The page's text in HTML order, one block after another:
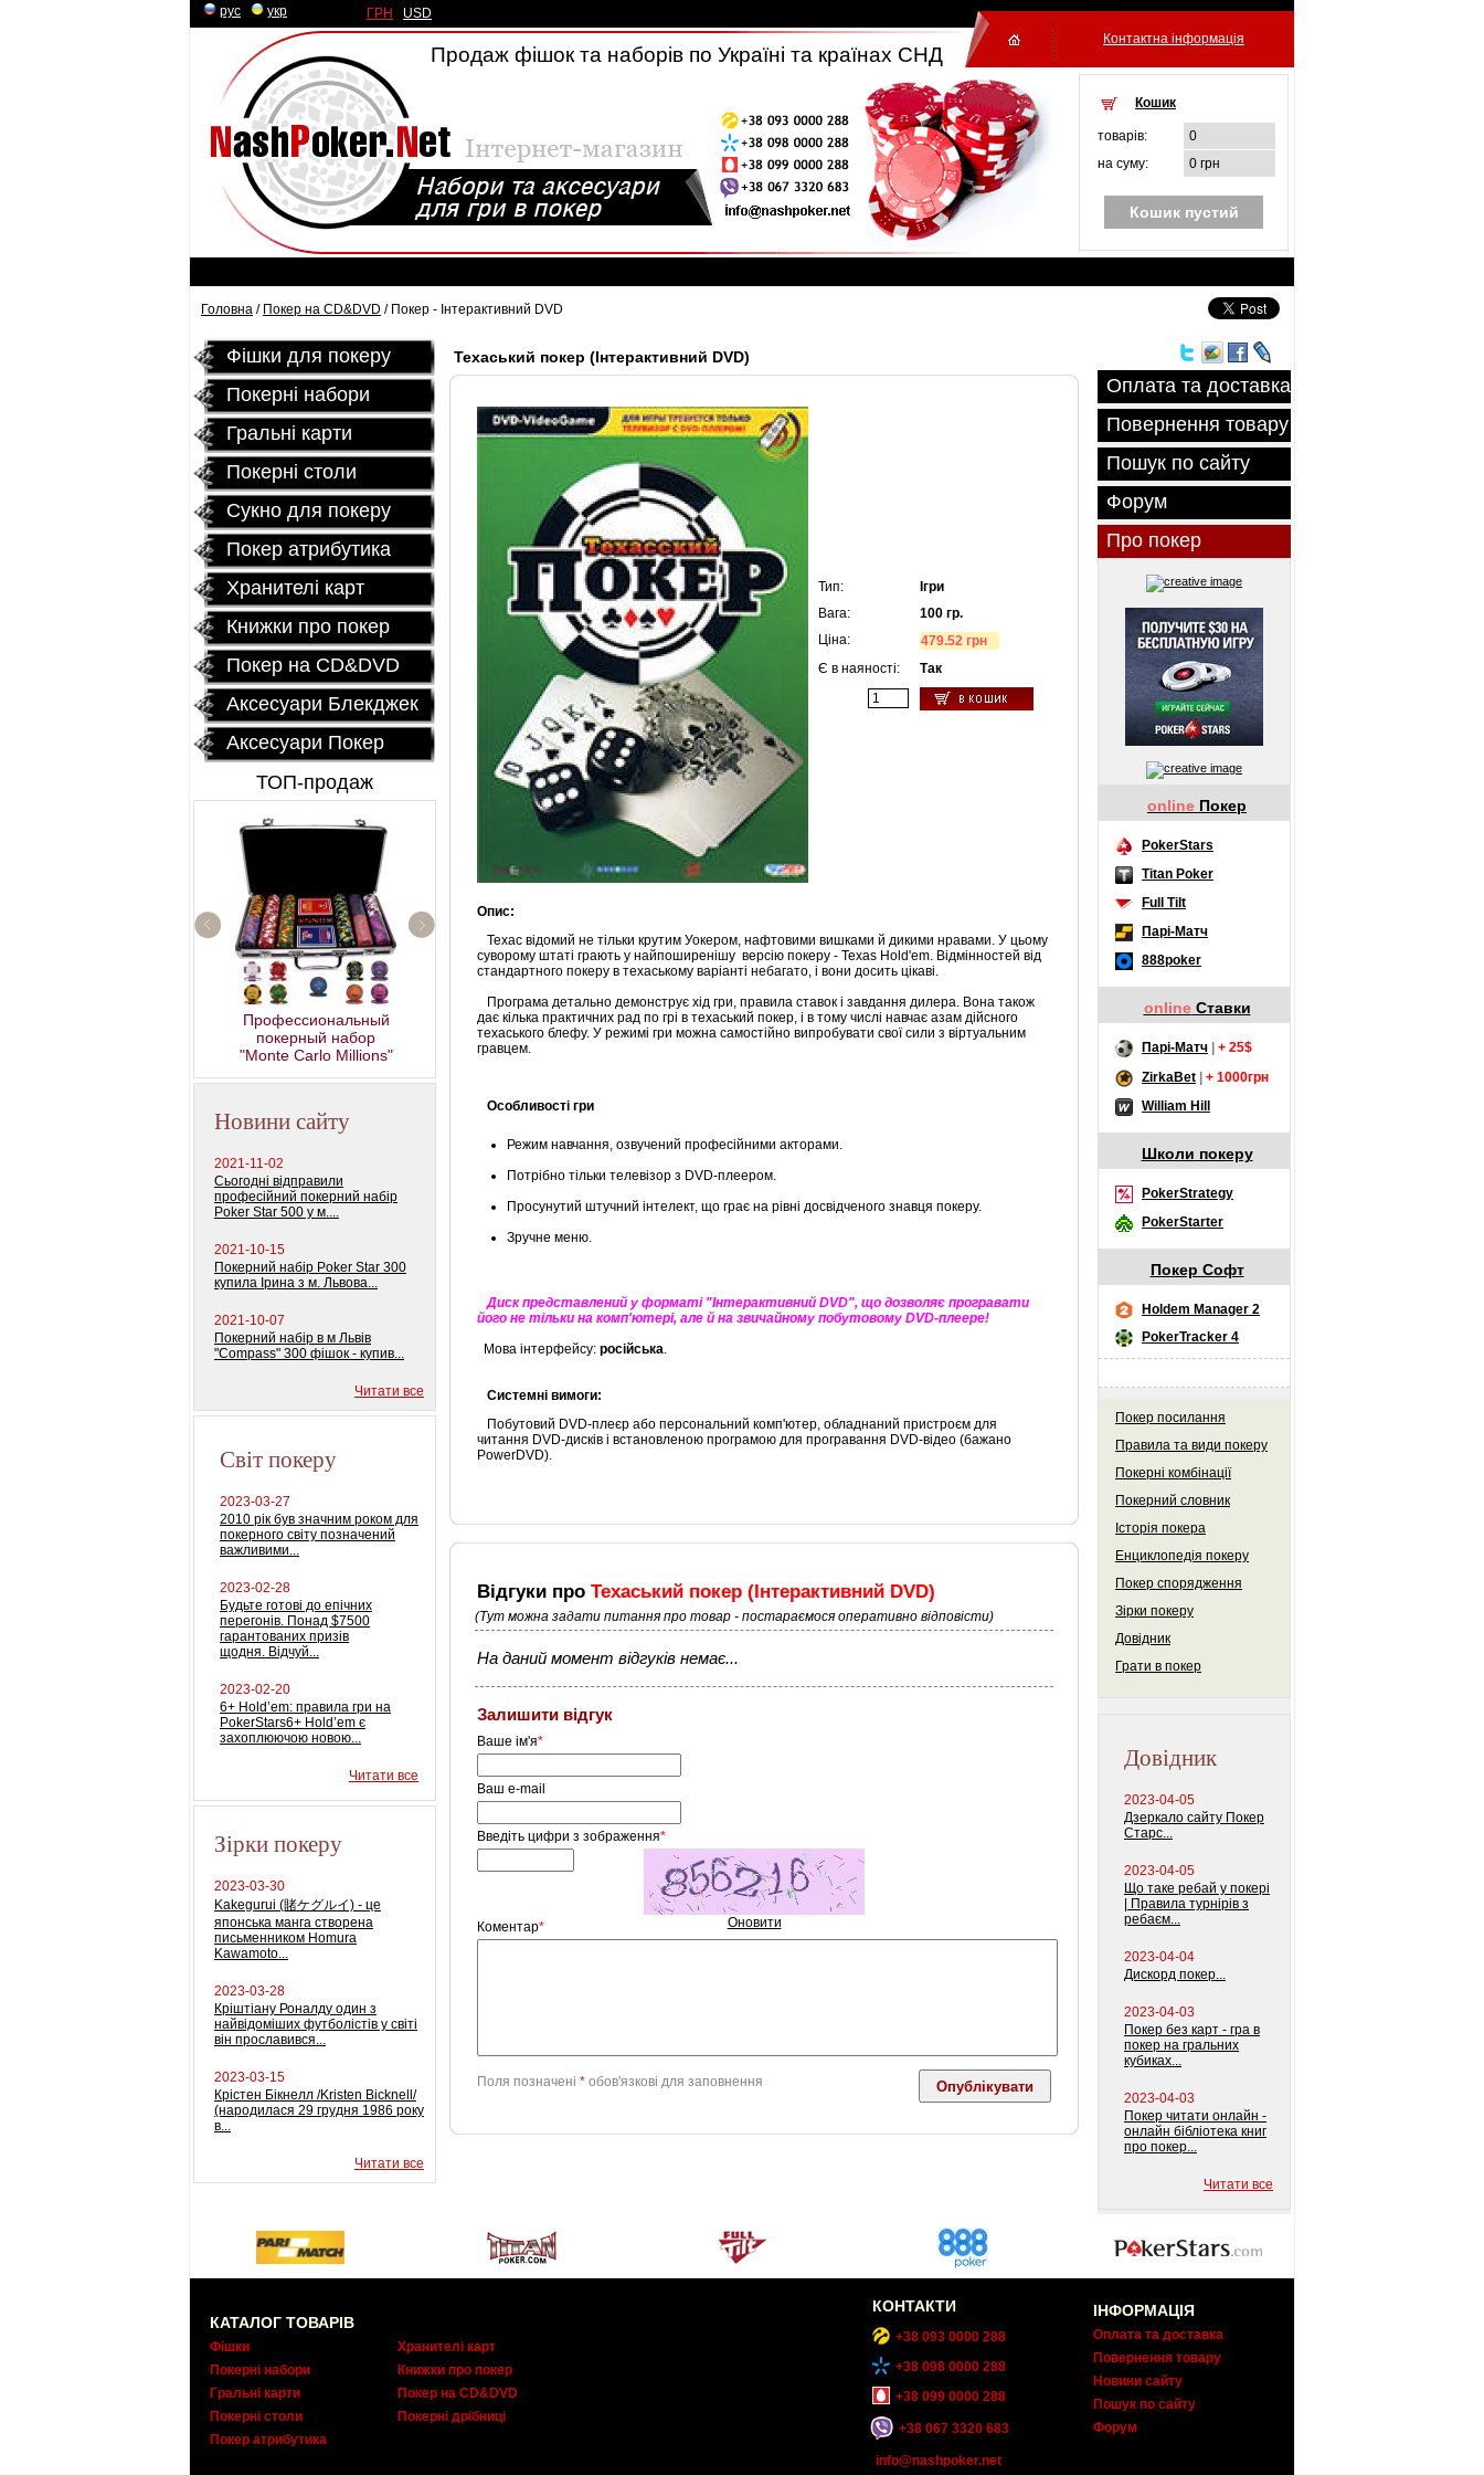
рус укр ГРН USD
Продаж фішок та наборів по Україні та країнах СНД
Контактна інформація
Кошик
товарiв:
0
на суму:
0 грн
Кошик пустий
Головна / Покер на CD&DVD / Покер - Інтерактивний DVD
Фішки для покеру
Покерні набори
Гральні карти
Покернi столи
Сукно для покеру
Покер атрибутика
Хранителі карт
Книжки про покер
Покер на CD&DVD
Аксесуари Блекджек
Аксесуари Покер
ТОП-продаж
Профессиональный
покерный набор
"Monte Carlo Millions"
Fournier 2818 Блок (12
колод) 100%
пластиковых карт
Новини сайту
2021-11-02
Сьогодні відправили
професійний покерний набір
Poker Star 500 у м....
2021-10-15
Покерний набір Poker Star 300
купила Ірина з м. Львова...
2021-10-07
Покерний набір в м Львів
"Compass" 300 фішок - купив...
Читати все
Світ покеру
2023-03-27
2010 рік був значним роком для
покерного світу позначений
важливими...
2023-02-28
Будьте готові до епічних
перегонів. Понад $7500
гарантованих призів
щодня. Відчуй...
2023-02-20
6+ Hold’em: правила гри на
PokerStars6+ Hold’em є
захоплюючою новою...
Читати все
Зірки покеру
2023-03-30
Kakegurui (賭ケグルイ) - це
японська манга створена
письменником Homura
Kawamoto...
2023-03-28
Кріштіану Роналду один з
найвідоміших футболістів у світі
він прославився...
2023-03-15
Крістен Бікнелл /Kristen Bicknell/
(народилася 29 грудня 1986 року
в...
Читати все
Техаський покер (Інтерактивний DVD)
Тип:
Ігри
Вага:
100 гр.
Ціна:
479.52 грн
Є в наяності:
Так
Опис:
Техас відомий не тільки крутим Уокером, нафтовими вишками й дикими нравами. У цьому
суворому штаті грають у найпоширенішу версію покеру - Texas Hold'em. Відмінностей від
стандартного покеру в техаському варіанті небагато, і вони досить цікаві.
Програма детально демонструє хід гри, правила ставок і завдання дилера. Вона також
дає кілька практичних рад по грі в техаський покер, і в тому числі навчає азам дійсного
техаського блефу. У режимі гри можна самостійно випробувати свої сили з віртуальним
гравцем.
Особливості гри
Режим навчання, озвучений професійними акторами.
Потрібно тільки телевізор з DVD-плеером.
Просунутий штучний інтелект, що грає на рівні досвідченого знавця покеру.
Зручне меню.
Диск представлений у форматі "Інтерактивний DVD", що дозволяє програвати
його не тільки на комп'ютері, але й на звичайному побутовому DVD-плеере!
Мова інтерфейсу: російська.
Системні вимоги:
Побутовий DVD-плеєр або персональний комп'ютер, обладнаний пристроєм для
читання DVD-дисків і встановленою програмою для програвання DVD-відео (бажано
PowerDVD).
Відгуки про Техаський покер (Інтерактивний DVD)
(Тут можна задати питання про товар - постараємося оперативно відповісти)
На даний момент відгуків немає...
Залишити відгук
Ваше ім'я*
Ваш e-mail
Введіть цифри з зображення*
Оновити
Коментар*
Поля позначені * обов'язкові для заповнення
Оплата та доставка
Повернення товару
Пошук по сайту
Форум
Про покер
online Покер
PokerStars
Titan Poker
Full Tilt
Парі-Матч
888poker
onlineСтавки
Парі-Матч
+ 25$
ZirkaBet | + 1000грн
William Hill
Школи покеру
PokerStrategy
PokerStarter
Покер Софт
Holdem Manager 2
PokerTracker 4
Покер посилання
Правила та види покеру
Покерні комбінації
Покерний словник
Історія покера
Енциклопедія покеру
Покер спорядження
Зірки покеру
Довідник
Грати в покер
Довідник
2023-04-05
Дзеркало сайту Покер
Старс...
2023-04-05
Що таке ребай у покері
| Правила турнірів з
ребаєм...
2023-04-04
Дискорд покер...
2023-04-03
Покер без карт - гра в
покер на гральних
кубиках...
2023-04-03
Покер читати онлайн -
онлайн бібліотека книг
про покер...
Читати все
КАТАЛОГ ТОВАРІВ
Фішки
Покерні набори
Гральні карти
Покерні столи
Покер атрибутика
Хранителі карт
Книжки про покер
Покер на CD&DVD
Покерні дрібниці
КОНТАКТИ
+38 093 0000 288
+38 098 0000 288
+38 099 0000 288
+38 067 3320 683
info@nashpoker.net
ІНФОРМАЦІЯ
Оплата та доставка
Повернення товару
Новини сайту
Пошук по сайту
Форум